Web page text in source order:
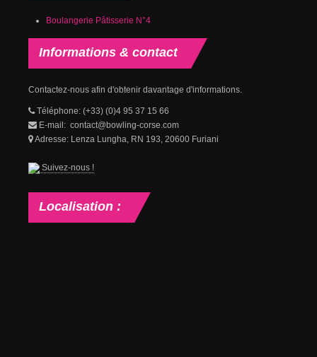
Boulangerie Pâtisserie N°4
Informations & contact
Contactez-nous afin d'obtenir davantage d'informations.
Téléphone: (+33) (0)4 95 37 15 66
E-mail: contact@bowling-corse.com
Adresse: Lenza Lungha, RN 193, 20600 Furiani
Suivez-nous !
Localisation :